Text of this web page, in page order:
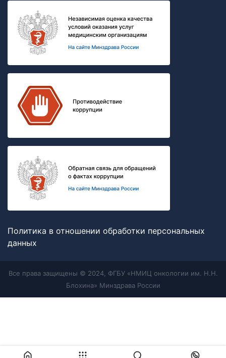
Политика в отношении обработки персональных
данных
Все права защищены © 2024, ФГБУ «НМИЦ онкологии им. Н.Н.
Блохина» Минздрава России